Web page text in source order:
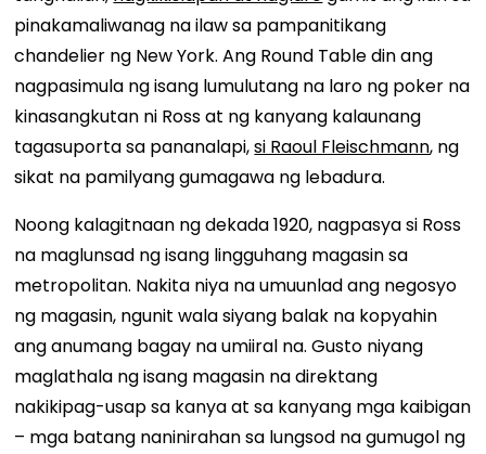
pinakamaliwanag na ilaw sa pampanitikang
chandelier ng New York. Ang Round Table din ang
nagpasimula ng isang lumulutang na laro ng poker na
kinasangkutan ni Ross at ng kanyang kalaunang
tagasuporta sa pananalapi,si Raoul Fleischmann, ng
sikat na pamilyang gumagawa ng lebadura.
Noong kalagitnaan ng dekada 1920, nagpasya si Ross
na maglunsad ng isang lingguhang magasin sa
metropolitan. Nakita niya na umuunlad ang negosyo
ng magasin, ngunit wala siyang balak na kopyahin
ang anumang bagay na umiiral na. Gusto niyang
maglathala ng isang magasin na direktang
nakikipag-usap sa kanya at sa kanyang mga kaibigan
– mga batang naninirahan sa lungsod na gumugol ng